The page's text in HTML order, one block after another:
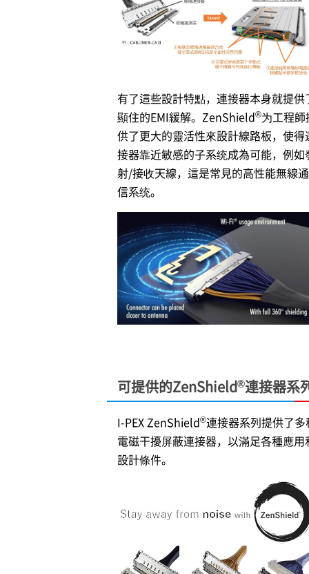
有了這些設計特點，連接器本身就提供
顯住的EMI緩解。ZenShield®为工程師
供了更大的靈活性來設計線路板，使得
接器靠近敏感的子系统成為可能，例如
射/接收天線，這是常見的高性能無線通
信系统。
可提供的ZenShield®連接器系
I-PEXZenShield®連接器系列提供了多
電磁干擾屏蔽連接器，以滿足各種應用
設計條件。